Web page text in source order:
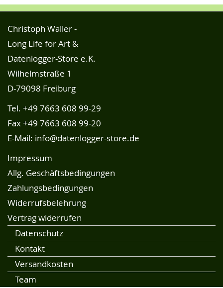
Christoph Waller -
Long Life for Art &
Datenlogger-Store e.K.
Wilhelmstraße 1
D-79098 Freiburg
Tel. +49 7663 608 99-29
Fax +49 7663 608 99-20
E-Mail: info@datenlogger-store.de
Impressum
Allg. Geschäftsbedingungen
Zahlungsbedingungen
Widerrufsbelehrung
Vertrag widerrufen
Datenschutz
Kontakt
Versandkosten
Team